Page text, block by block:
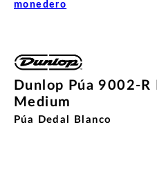
monedero
Dunlop Púa 9002-R
Medium
Púa Dedal Blanco